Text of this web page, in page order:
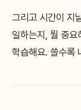
그리고 시간이 지
일하는지, 뭘 중
학습해요. 쓸수록